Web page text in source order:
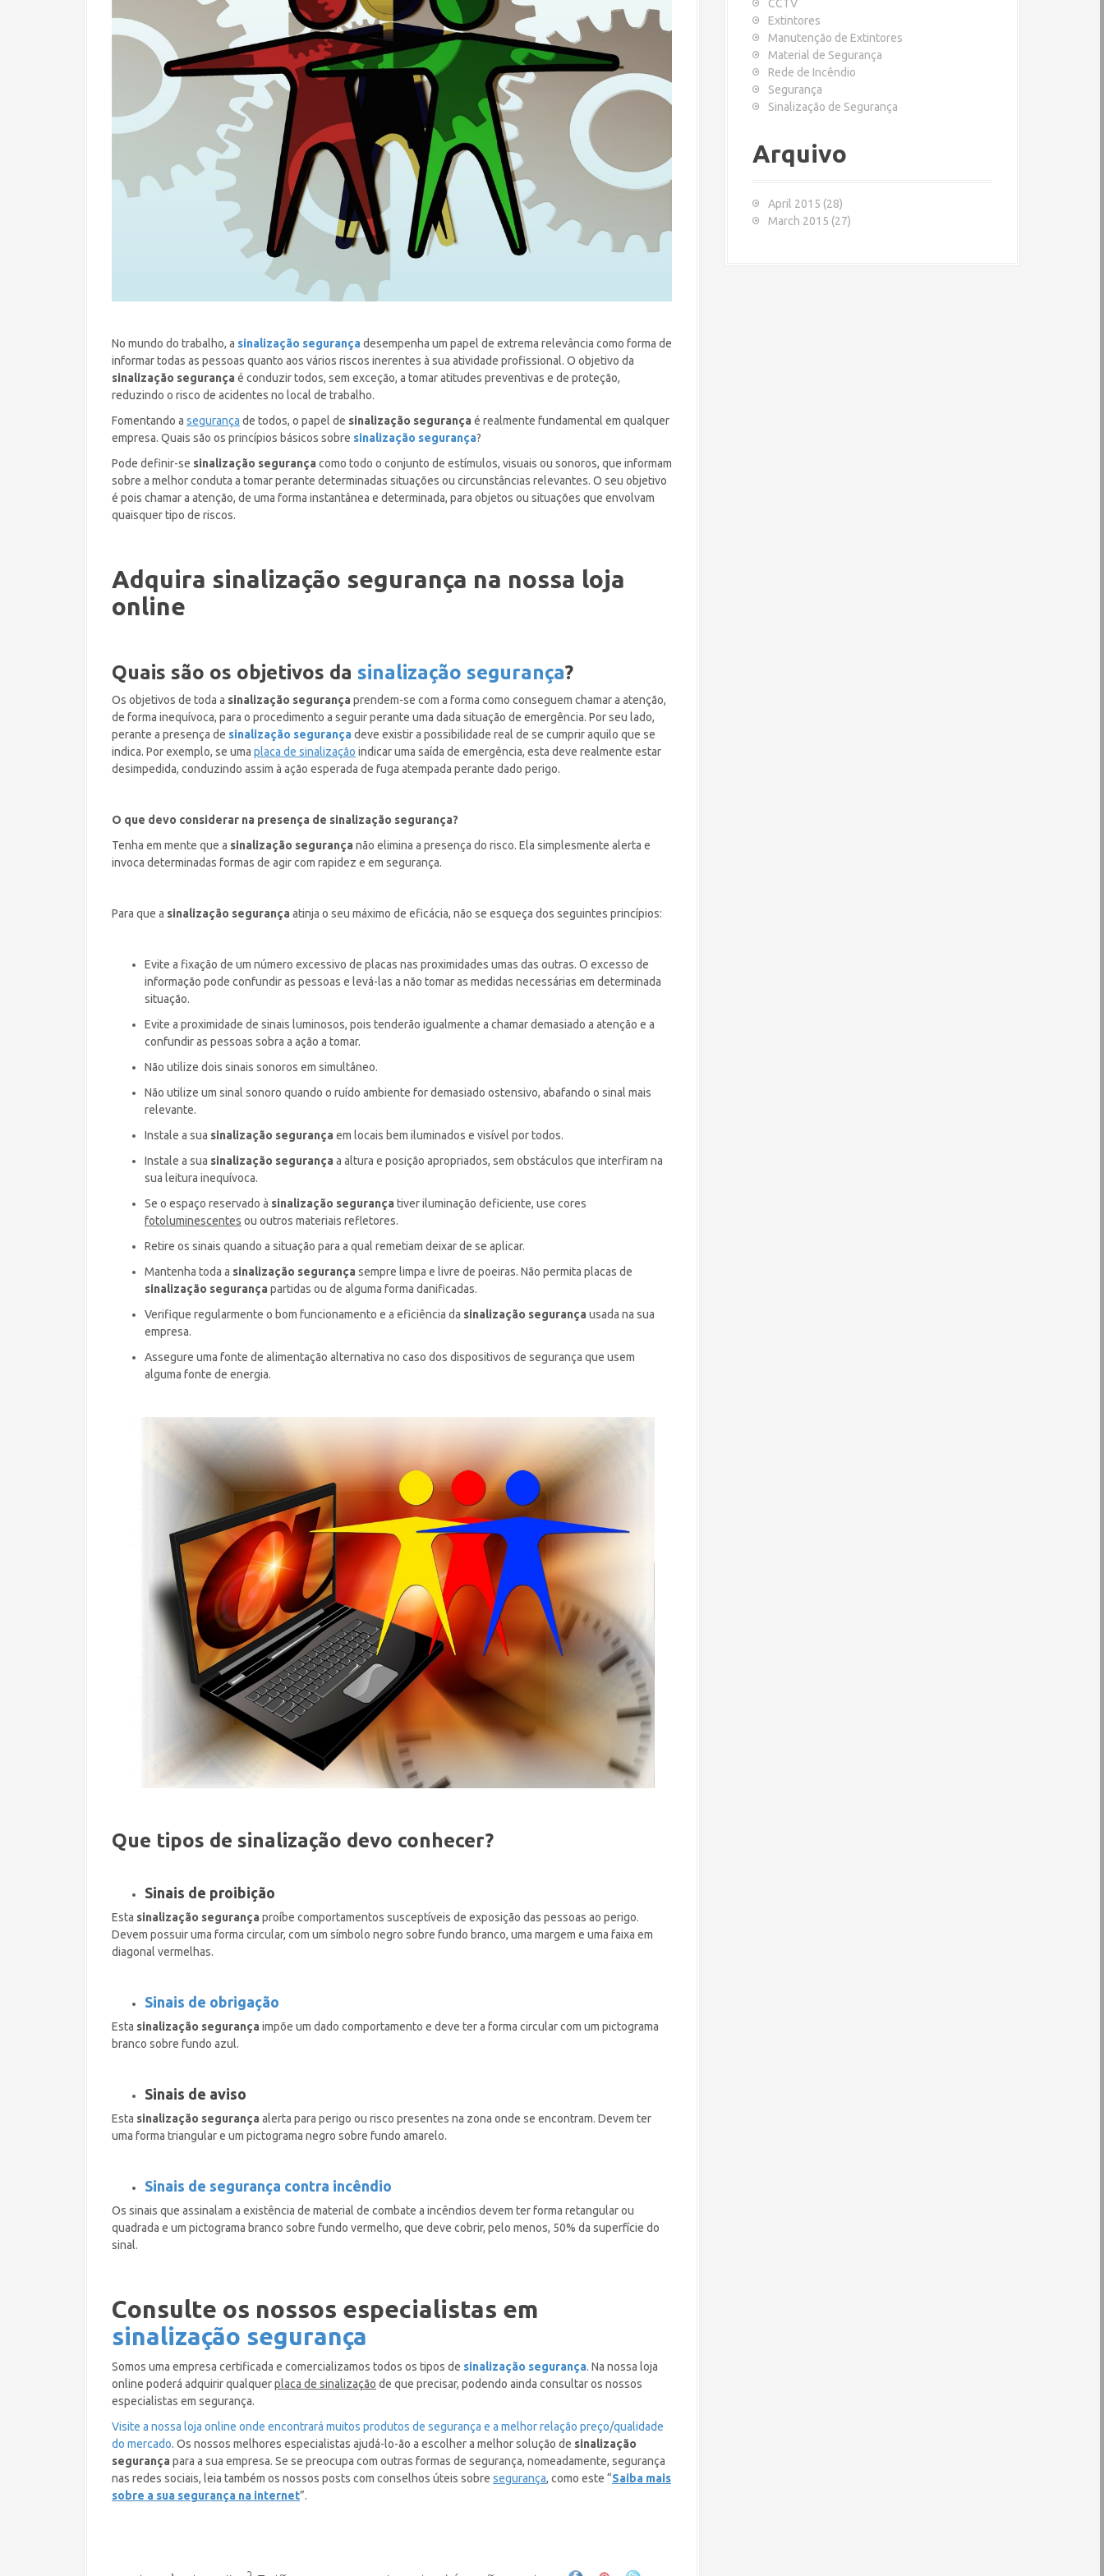
No mundo do trabalho, a sinalização segurançadesempenha um papel de extrema relevância como forma de
informar todas as pessoas quanto aos vários riscos inerentes à sua atividade profissional. O objetivo da
sinalização segurança é conduzir todos, sem exceção, a tomar atitudes preventivas e de proteção,
reduzindo o risco de acidentes no local de trabalho.
Fomentando a segurança de todos, o papel de sinalização segurança é realmente fundamental em qualquer
empresa. Quais são os princípios básicos sobre sinalização segurança?
Pode definir-se sinalização segurança como todo o conjunto de estímulos, visuais ou sonoros, que informam
sobre a melhor conduta a tomar perante determinadas situações ou circunstâncias relevantes. O seu objetivo
é pois chamar a atenção, de uma forma instantânea e determinada, para objetos ou situações que envolvam
quaisquer tipo de riscos.
Adquira sinalização segurança na nossa loja
online
Quais são os objetivos da sinalização segurança?
Os objetivos de toda a sinalização segurança prendem-se com a forma como conseguem chamar a atenção,
de forma inequívoca, para o procedimento a seguir perante uma dada situação de emergência. Por seu lado,
perante a presença de sinalização segurançadeve existir a possibilidade real de se cumprir aquilo que se
indica. Por exemplo, se uma placa de sinalização indicar uma saída de emergência, esta deve realmente estar
desimpedida, conduzindo assim à ação esperada de fuga atempada perante dado perigo.
O que devo considerar na presença de sinalização segurança?
Tenha em mente que a sinalização segurança não elimina a presença do risco. Ela simplesmente alerta e
invoca determinadas formas de agir com rapidez e em segurança.
Para que a sinalização segurança atinja o seu máximo de eficácia, não se esqueça dos seguintes princípios:
Evite a fixação de um número excessivo de placas nas proximidades umas das outras. O excesso de
informação pode confundir as pessoas e levá-las a não tomar as medidas necessárias em determinada
situação.
Evite a proximidade de sinais luminosos, pois tenderão igualmente a chamar demasiado a atenção e a
confundir as pessoas sobra a ação a tomar.
Não utilize dois sinais sonoros em simultâneo.
Não utilize um sinal sonoro quando o ruído ambiente for demasiado ostensivo, abafando o sinal mais
relevante.
Instale a sua sinalização segurança em locais bem iluminados e visível por todos.
Instale a sua sinalização segurança a altura e posição apropriados, sem obstáculos que interfiram na
sua leitura inequívoca.
Se o espaço reservado à sinalização segurança tiver iluminação deficiente, use cores
fotoluminescentes ou outros materiais refletores.
Retire os sinais quando a situação para a qual remetiam deixar de se aplicar.
Mantenha toda a sinalização segurança sempre limpa e livre de poeiras. Não permita placas de
sinalização segurança partidas ou de alguma forma danificadas.
Verifique regularmente o bom funcionamento e a eficiência da sinalização segurança usada na sua
empresa.
Assegure uma fonte de alimentação alternativa no caso dos dispositivos de segurança que usem
alguma fonte de energia.
Que tipos de sinalização devo conhecer?
Sinais de proibição
Esta sinalização segurança proíbe comportamentos susceptíveis de exposição das pessoas ao perigo.
Devem possuir uma forma circular, com um símbolo negro sobre fundo branco, uma margem e uma faixa em
diagonal vermelhas.
Sinais de obrigação
Esta sinalização segurança impõe um dado comportamento e deve ter a forma circular com um pictograma
branco sobre fundo azul.
Sinais de aviso
Esta sinalização segurança alerta para perigo ou risco presentes na zona onde se encontram. Devem ter
uma forma triangular e um pictograma negro sobre fundo amarelo.
Sinais de segurança contra incêndio
Os sinais que assinalam a existência de material de combate a incêndios devem ter forma retangular ou
quadrada e um pictograma branco sobre fundo vermelho, que deve cobrir, pelo menos, 50% da superfície do
sinal.
Consulte os nossos especialistas em
sinalização segurança
Somos uma empresa certificada e comercializamos todos os tipos de sinalização segurança. Na nossa loja
online poderá adquirir qualquerplaca de sinalização de que precisar, podendo ainda consultar os nossos
especialistas em segurança.
Visite a nossa loja online onde encontrará muitos produtos de segurança e a melhor relação preço/qualidade
do mercado. Os nossos melhores especialistas ajudá-lo-ão a escolher a melhor solução de sinalização
segurança para a sua empresa. Se se preocupa com outras formas de segurança, nomeadamente, segurança
nas redes sociais, leia também os nossos posts com conselhos úteis sobre segurança, como este “Saiba mais
sobre a sua segurança na internet”.
CCTV
Extintores
Manutenção de Extintores
Material de Segurança
Rede de Incêndio
Segurança
Sinalização de Segurança
Arquivo
April 2015 (28)
March 2015 (27)